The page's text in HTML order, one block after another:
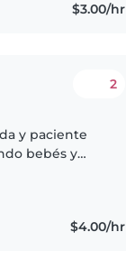
$3.00/hr
2
y paciente
bebés y
$4.00/hr